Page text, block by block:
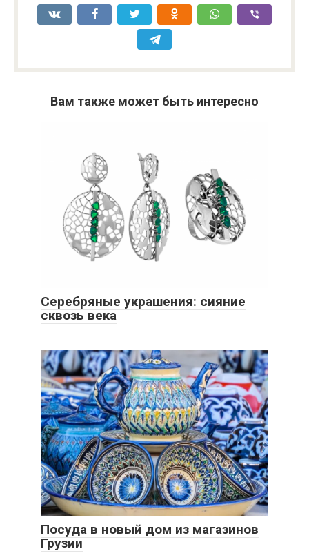
Вам также может быть интересно
Серебряные украшения: сияние
сквозь века
Посуда в новый дом из магазинов
Грузии